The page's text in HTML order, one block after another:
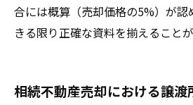
合には概算（売却価格の5%）が認
きる限り正確な資料を揃えることが
相続不動産売却における譲渡